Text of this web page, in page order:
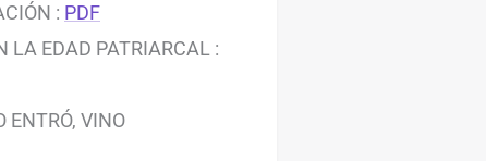
: PDF
LA EDAD PATRIARCAL :
ENTRÓ, VINO